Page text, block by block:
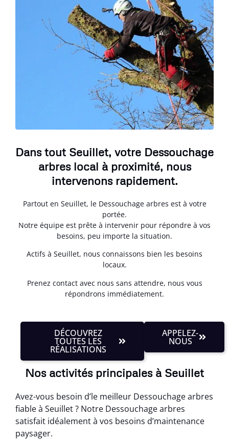
Dans tout Seuillet, votre Dessouchage
arbres local à proximité, nous
intervenons rapidement.
Partout en Seuillet, le Dessouchage arbres est à votre
portée.
Notre équipe est prête à intervenir pour répondre à vos
besoins, peu importe la situation.
Actifs à Seuillet, nous connaissons bien les besoins
locaux.
Prenez contact avec nous sans attendre, nous vous
répondrons immédiatement.
DÉCOUVREZ
TOUTES LES
RÉALISATIONS
APPELEZ-
NOUS
Nos activités principales à Seuillet
Avez-vous besoin d’le meilleur Dessouchage arbres
fiable à Seuillet ? Notre Dessouchage arbres
satisfait idéalement à vos besoins d’maintenance
paysager.